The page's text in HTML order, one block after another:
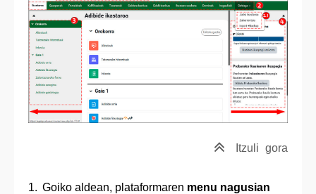
Itzuli gora
Goiko aldean, plataformaren menu nagusian